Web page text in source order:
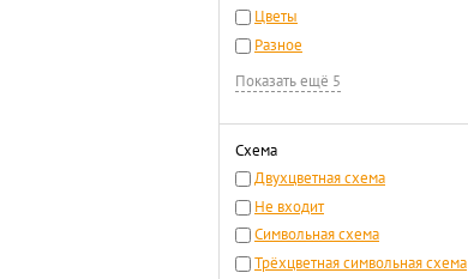
Цветы
Разное
Показать ещё 5
Схема
Двухцветная схема
Не входит
Символьная схема
Трёхцветная символьная схема